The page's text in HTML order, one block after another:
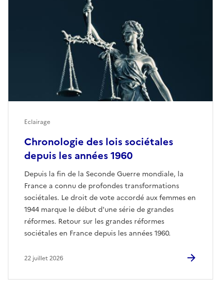
Chronologie des lois sociétales
depuis les années 1960
Depuis la fin de la Seconde Guerre mondiale, la
France a connu de profondes transformations
sociétales. Le droit de vote accordé aux femmes en
1944 marque le début d'une série de grandes
réformes. Retour sur les grandes réformes
sociétales en France depuis les années 1960.
Eclairage
22 juillet 2026